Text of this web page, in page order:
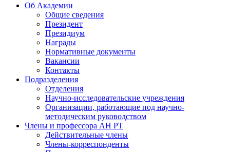
Об Академии
Общие сведения
Президент
Президиум
Награды
Нормативные документы
Вакансии
Контакты
Подразделения
Отделения
Научно-исследовательские учреждения
Организации, работающие под научно-
методическим руководством
Члены и профессора АН РТ
Действительные члены
Члены-корреспонденты